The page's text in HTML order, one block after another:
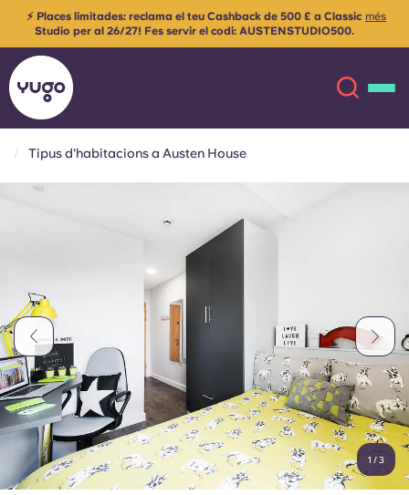
Sobre
Més
Compte Llengua
English (GB)
Selecciona un país
Reserva ara
Chinese
Deutsch
Italian French
Portuguese
⚡ Places limitades: reclama el teu Cashback de 500 £ a Classic
Studio per al 26/27! Fes servir el codi: AUSTENSTUDIO500.
S'apliquen els termes i condicions.
més
Tipus d'habitacions a Austen House
1 /3